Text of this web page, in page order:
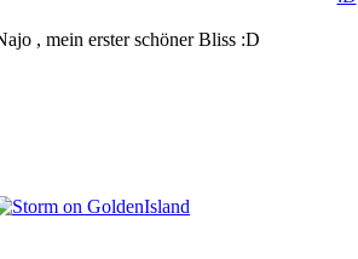
, mein erster schöner Bliss :D